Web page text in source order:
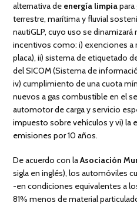
alternativa de energía limpia
terrestre, marítima y fluvial
nautiGLP, cuyo uso se
incentivos como: i) exenciones a
placa), ii) sistema de etiquetado
del SICOM (Sistema de
iv) cumplimiento de una cuota
nuevos a gas combustible en el
automotor de carga y servicio
impuesto sobre vehículos y vi) la
emisiones por 10 años.
De acuerdo con laAsociación
sigla en inglés), los automóviles
-en condiciones equivalentes a
81% menos de material